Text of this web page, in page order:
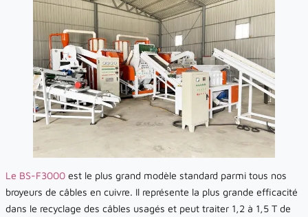
Le BS-F3000 est le plus grand modèle standard parmi tous nos
broyeurs de câbles en cuivre. Il représente la plus grande efficacité
dans le recyclage des câbles usagés et peut traiter 1,2 à 1,5 T de